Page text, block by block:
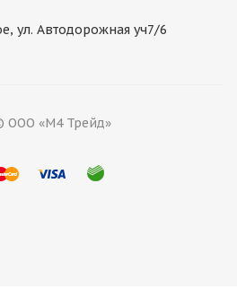
ул. Автодорожная уч7/6
ООО «М4 Трейд»